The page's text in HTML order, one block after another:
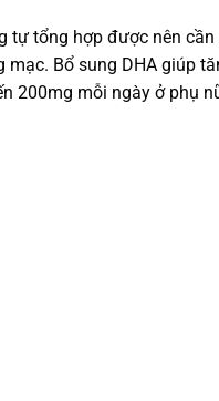
tự tổng hợp được nên
Bổ sung DHA giúp
200mg mỗi ngày ở phụ